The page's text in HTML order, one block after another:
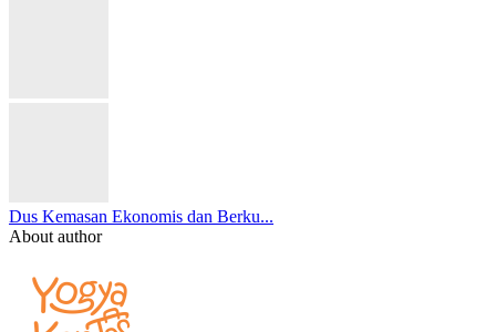
Dus Kemasan Ekonomis dan Berku...
About author